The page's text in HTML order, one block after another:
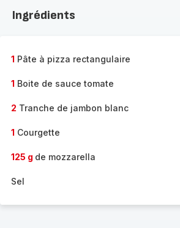
gamme
Ingrédients
1 Pâte à pizza rectangulaire
1 Boite de sauce tomate
2 Tranche de jambon blanc
1 Courgette
125 g de mozzarella
Sel